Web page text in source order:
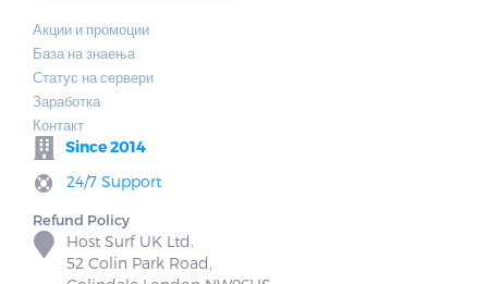
Акции и промоции
База на знаења
Статус на сервери
Заработка
Контакт
Since 2014
24/7 Support
Refund Policy
Host Surf UK Ltd.
52 Colin Park Road,